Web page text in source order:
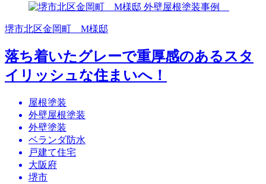
堺市北区金岡町 M様邸
落ち着いたグレーで重厚感のあるスタ
イリッシュな住まいへ！
屋根塗装
外壁屋根塗装
外壁塗装
ベランダ防水
戸建て住宅
大阪府
堺市